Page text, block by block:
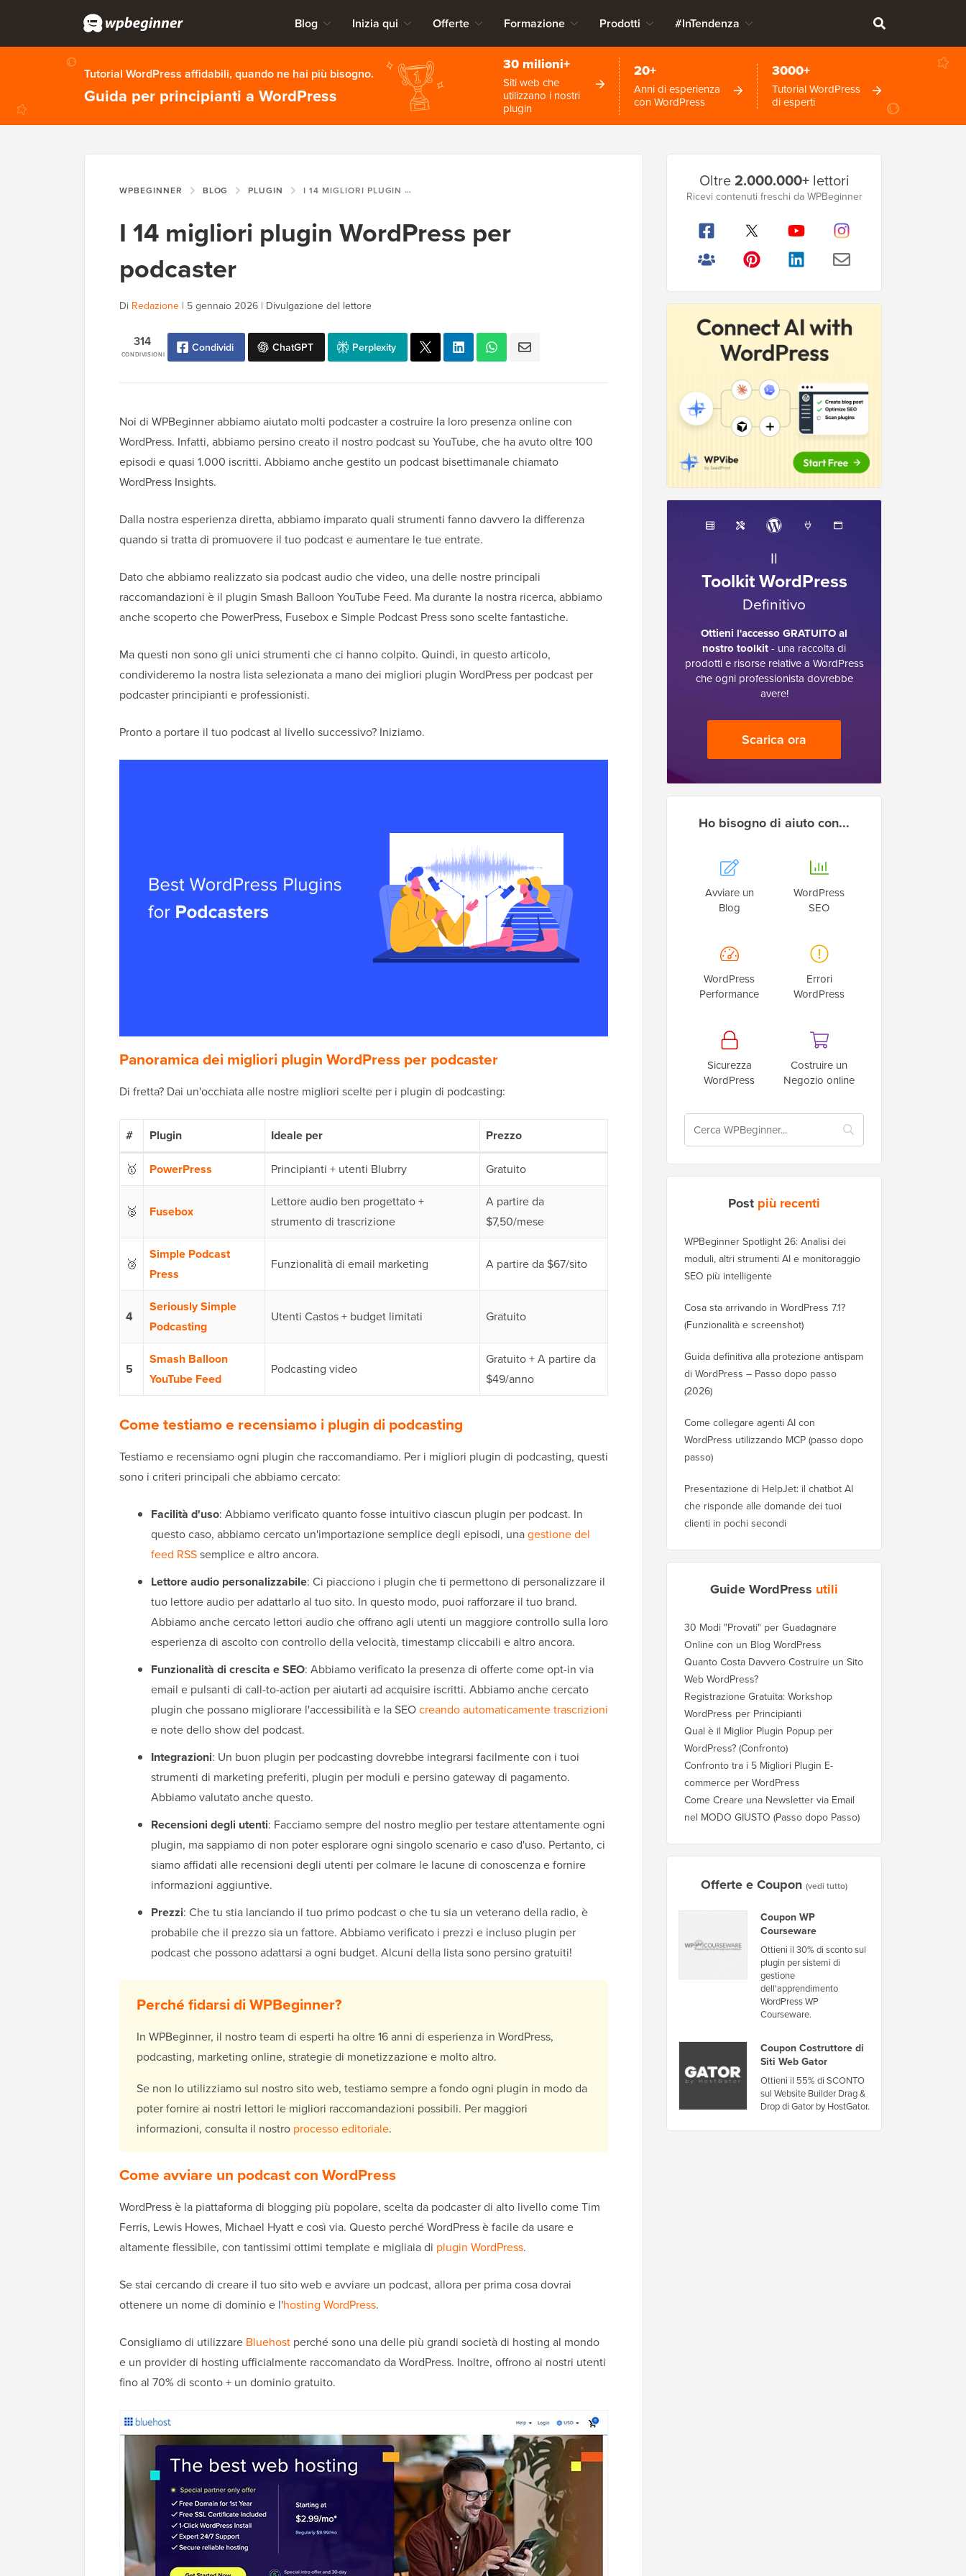
Blog Inizia qui Offerte Formazione Prodotti #InTendenza
Tutorial WordPress affidabili, quando ne hai più bisogno.
Guida per principianti a WordPress
30 milioni+
Siti web che
utilizzano i nostri
plugin
20+
Anni di esperienza
con WordPress
3000+
Tutorial WordPress
di esperti
WPBEGINNER BLOG PLUGIN I 14 MIGLIORI PLUGIN WORDPRESS PER PODCASTER
I 14 migliori plugin WordPress per
podcaster
Di Redazione | 5 gennaio 2026 | Divulgazione del lettore
CONDIVISIONI
314 Condividi ChatGPT Perplexity
Noi di WPBeginner abbiamo aiutato molti podcaster a costruire la loro presenza online con
WordPress. Infatti, abbiamo persino creato il nostro podcast su YouTube, che ha avuto oltre 100
episodi e quasi 1.000 iscritti. Abbiamo anche gestito un podcast bisettimanale chiamato
WordPress Insights.
Dalla nostra esperienza diretta, abbiamo imparato quali strumenti fanno davvero la differenza
quando si tratta di promuovere il tuo podcast e aumentare le tue entrate.
Dato che abbiamo realizzato sia podcast audio che video, una delle nostre principali
raccomandazioni è il plugin Smash Balloon YouTube Feed. Ma durante la nostra ricerca, abbiamo
anche scoperto che PowerPress, Fusebox e Simple Podcast Press sono scelte fantastiche.
Ma questi non sono gli unici strumenti che ci hanno colpito. Quindi, in questo articolo,
condivideremo la nostra lista selezionata a mano dei migliori plugin WordPress per podcast per
podcaster principianti e professionisti.
Pronto a portare il tuo podcast al livello successivo? Iniziamo.
Panoramica dei migliori plugin WordPress per podcaster
Di fretta? Dai un'occhiata alle nostre migliori scelte per i plugin di podcasting:
# Plugin Ideale per Prezzo
🥇 PowerPress Principianti + utenti Blubrry Gratuito
🥈 Fusebox
Lettore audio ben progettato +
strumento di trascrizione
A partire da
$7,50/mese
🥉
Simple Podcast
Press
Funzionalità di email marketing A partire da $67/sito
4
Seriously Simple
Podcasting
Utenti Castos + budget limitati Gratuito
5
Smash Balloon
YouTube Feed
Podcasting video
Gratuito + A partire da
$49/anno
Come testiamo e recensiamo i plugin di podcasting
Testiamo e recensiamo ogni plugin che raccomandiamo. Per i migliori plugin di podcasting, questi
sono i criteri principali che abbiamo cercato:
Facilità d'uso: Abbiamo verificato quanto fosse intuitivo ciascun plugin per podcast. In
questo caso, abbiamo cercato un'importazione semplice degli episodi, unagestione del
feed RSSsemplice e altro ancora.
Lettore audio personalizzabile: Ci piacciono i plugin che ti permettono di personalizzare il
tuo lettore audio per adattarlo al tuo sito. In questo modo, puoi rafforzare il tuo brand.
Abbiamo anche cercato lettori audio che offrano agli utenti un maggiore controllo sulla loro
esperienza di ascolto con controllo della velocità, timestamp cliccabili e altro ancora.
Funzionalità di crescita e SEO: Abbiamo verificato la presenza di offerte come opt-in via
email e pulsanti di call-to-action per aiutarti ad acquisire iscritti. Abbiamo anche cercato
plugin che possano migliorare l'accessibilità e la SEOcreando automaticamente trascrizioni
e note dello show del podcast.
Integrazioni: Un buon plugin per podcasting dovrebbe integrarsi facilmente con i tuoi
strumenti di marketing preferiti, plugin per moduli e persino gateway di pagamento.
Abbiamo valutato anche questo.
Recensioni degli utenti: Facciamo sempre del nostro meglio per testare attentamente ogni
plugin, ma sappiamo di non poter esplorare ogni singolo scenario e caso d'uso. Pertanto, ci
siamo affidati alle recensioni degli utenti per colmare le lacune di conoscenza e fornire
informazioni aggiuntive.
Prezzi: Che tu stia lanciando il tuo primo podcast o che tu sia un veterano della radio, è
probabile che il prezzo sia un fattore. Abbiamo verificato i prezzi e incluso plugin per
podcast che possono adattarsi a ogni budget. Alcuni della lista sono persino gratuiti!
Perché fidarsi di WPBeginner?
In WPBeginner, il nostro team di esperti ha oltre 16 anni di esperienza in WordPress,
podcasting, marketing online, strategie di monetizzazione e molto altro.
Se non lo utilizziamo sul nostro sito web, testiamo sempre a fondo ogni plugin in modo da
poter fornire ai nostri lettori le migliori raccomandazioni possibili. Per maggiori
informazioni, consulta il nostro processo editoriale.
Come avviare un podcast con WordPress
WordPress è la piattaforma di blogging più popolare, scelta da podcaster di alto livello come Tim
Ferris, Lewis Howes, Michael Hyatt e così via. Questo perché WordPress è facile da usare e
altamente flessibile, con tantissimi ottimi template e migliaia di plugin WordPress.
Se stai cercando di creare il tuo sito web e avviare un podcast, allora per prima cosa dovrai
ottenere un nome di dominio e l'hosting WordPress.
Consigliamo di utilizzare Bluehost perché sono una delle più grandi società di hosting al mondo
e un provider di hosting ufficialmente raccomandato da WordPress. Inoltre, offrono ai nostri utenti
fino al 70% di sconto + un dominio gratuito.
laterale
principale
Oltre2.000.000+lettori
Ricevi contenuti freschi da WPBeginner
Il
Toolkit WordPress
Definitivo
Ottieni l'accesso GRATUITO al
nostro toolkit- una raccolta di
prodotti e risorse relative a WordPress
che ogni professionista dovrebbe
avere!
Scarica ora
Ho bisogno di aiuto con...
Avviare un
Blog
WordPress
SEO
WordPress
Performance
Errori
WordPress
Sicurezza
WordPress
Costruire un
Negozio online
Post più recenti
WPBeginner Spotlight 26: Analisi dei
moduli, altri strumenti AI e monitoraggio
SEO più intelligente
Cosa sta arrivando in WordPress 7.1?
(Funzionalità e screenshot)
Guida definitiva alla protezione antispam
di WordPress – Passo dopo passo
(2026)
Come collegare agenti AI con
WordPress utilizzando MCP (passo dopo
passo)
Presentazione di HelpJet: il chatbot AI
che risponde alle domande dei tuoi
clienti in pochi secondi
Guide WordPress utili
30 Modi "Provati" per Guadagnare
Online con un Blog WordPress
Quanto Costa Davvero Costruire un Sito
Web WordPress?
Registrazione Gratuita: Workshop
WordPress per Principianti
Qual è il Miglior Plugin Popup per
WordPress? (Confronto)
Confronto tra i 5 Migliori Plugin E-
commerce per WordPress
Come Creare una Newsletter via Email
nel MODO GIUSTO (Passo dopo Passo)
Offerte e Coupon (vedi tutto)
Coupon WP
Courseware
Ottieni il 30% di sconto sul
plugin per sistemi di
gestione
dell'apprendimento
WordPress WP
Courseware.
Coupon Costruttore di
Siti Web Gator
Ottieni il 55% di SCONTO
sul Website Builder Drag &
Drop di Gator by HostGator.